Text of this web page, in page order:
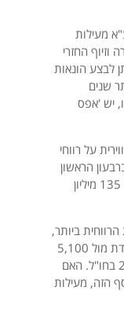
אירעו בתע"א מעילות
החזרי
לבצע הונאות
שנים
יש 'אפס
על רווחי
דולר ברבעון הראשון
של 2024, גידול של 12% ורווח נקי של 135 מיליון
ביותר,
שמעסיקה יותר מ-15 אלף עובדים, עובדת מול 5,100
ספקים ומחזיקה ב-46 תאגידים, מהם 26 בחו"ל. האם
הזה, מעילות